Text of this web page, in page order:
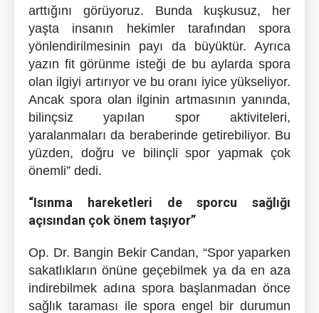
arttığını görüyoruz. Bunda kuşkusuz, her
yaşta insanın hekimler tarafından spora
yönlendirilmesinin payı da büyüktür. Ayrıca
yazın fit görünme isteği de bu aylarda spora
olan ilgiyi artırıyor ve bu oranı iyice yükseliyor.
Ancak spora olan ilginin artmasının yanında,
bilinçsiz yapılan spor aktiviteleri,
yaralanmaları da beraberinde getirebiliyor. Bu
yüzden, doğru ve bilinçli spor yapmak çok
önemli” dedi.
“Isınma hareketleri de sporcu sağlığı
açısından çok önem taşıyor”
Op. Dr. Bangin Bekir Candan, “Spor yaparken
sakatlıkların önüne geçebilmek ya da en aza
indirebilmek adına spora başlanmadan önce
sağlık taraması ile spora engel bir durumun